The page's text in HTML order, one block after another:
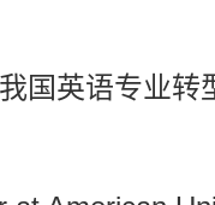
国英语专业转